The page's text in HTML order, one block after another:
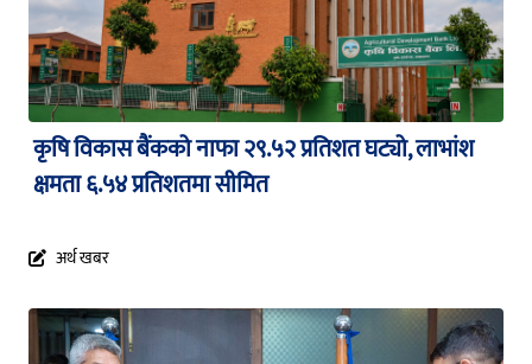
कृषि विकास बैंकको नाफा २९.५२ प्रतिशत घट्यो, लाभांश
क्षमता ६.५४ प्रतिशतमा सीमित
अर्थ खबर